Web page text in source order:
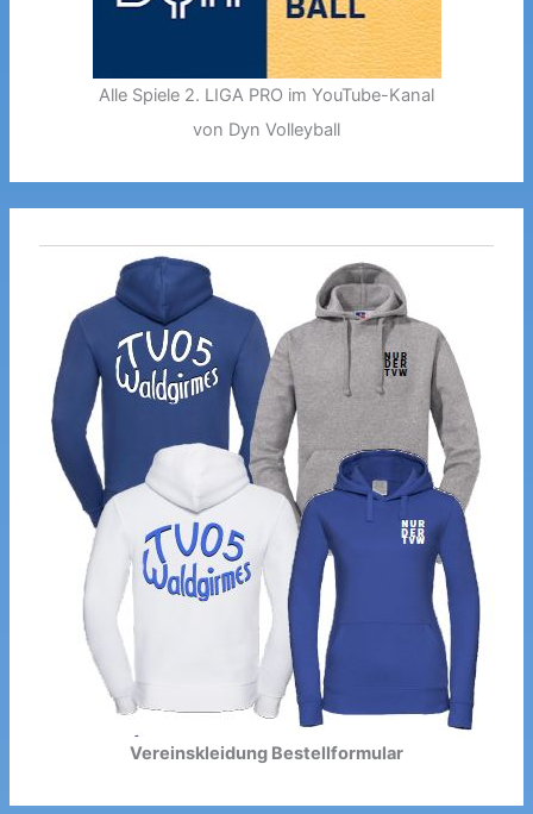
Alle Spiele 2. LIGA PRO im YouTube-Kanal
von Dyn Volleyball
Vereinskleidung Bestellformular